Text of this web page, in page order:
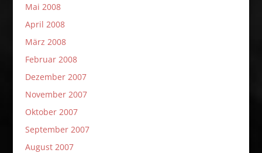
Mai 2008
April 2008
März 2008
Februar 2008
Dezember 2007
November 2007
Oktober 2007
September 2007
August 2007